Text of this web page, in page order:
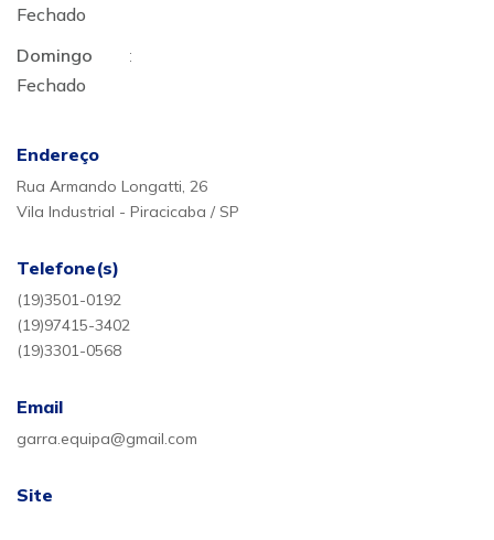
Fechado
Domingo
:
Fechado
Endereço
Rua Armando Longatti, 26
Vila Industrial - Piracicaba / SP
Telefone(s)
(19)3501-0192
(19)97415-3402
(19)3301-0568
Email
garra.equipa@gmail.com
Site